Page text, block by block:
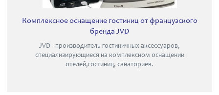
Комплексное оснащение гостиниц от французского
бренда JVD
JVD - производитель гостиничных аксессуаров,
специализирующиеся на комплексном оснащении
отелей,гостиниц, санаториев.